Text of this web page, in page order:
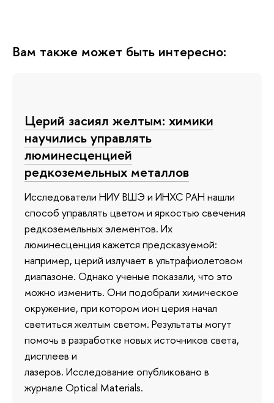
Вам также может быть интересно:
Церий засиял желтым: химики
научились управлять
люминесценцией
редкоземельных металлов
Исследователи НИУ ВШЭ и ИНХС РАН нашли
способ управлять цветом и яркостью свечения
редкоземельных элементов. Их
люминесценция кажется предсказуемой:
например, церий излучает в ультрафиолетовом
диапазоне. Однако ученые показали, что это
можно изменить. Они подобрали химическое
окружение, при котором ион церия начал
светиться желтым светом. Результаты могут
помочь в разработке новых источников света,
дисплеев и
лазеров. Исследование опубликовано в
журнале Optical Materials.